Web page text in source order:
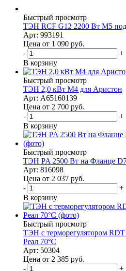
Быстрый просмотр
ТЭН RCF G12 2200 Вт M5
Арт: 993191
Цена от 1 090 руб.
-
+
В корзину
Быстрый просмотр
ТЭН 2,0 кВт M4 для Аристон
Арт: А65160139
Цена от 2 700 руб.
-
+
В корзину
Быстрый просмотр
ТЭН PA 2500 Вт на Фланце
Арт: 816098
Цена от 2 037 руб.
-
+
В корзину
Быстрый просмотр
ТЭН с терморегулятором
Реал 70°С
Арт: 50304
Цена от 2 385 руб.
-
+